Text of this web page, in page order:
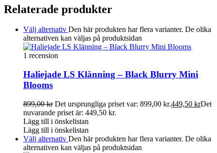
Relaterade produkter
Välj alternativ Den här produkten har flera varianter. De olika
alternativen kan väljas på produktsidan
1 recension
Haliejade LS Klänning – Black Blurry Mini
Blooms
899,00kr Det ursprungliga priset var: 899,00 kr.449,50 krDet
nuvarande priset är: 449,50 kr.
Lägg till i önskelistan
Lägg till i önskelistan
Välj alternativ Den här produkten har flera varianter. De olika
alternativen kan väljas på produktsidan